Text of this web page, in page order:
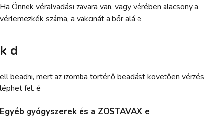
Ha Önnek véralvadási zavara van, vagy vérében alacsony a
vérlemezkék száma, a vakcinát a bőr alá e
k d
ell beadni, mert az izomba történő beadást követően vérzés
léphet fel. é
Egyéb gyógyszerek és a ZOSTAVAX e